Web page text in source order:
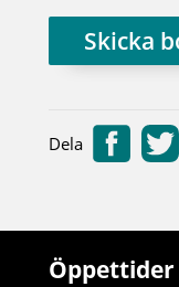
Skicka
Dela
Öppettider